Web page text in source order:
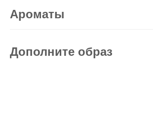
Ароматы
Дополните образ